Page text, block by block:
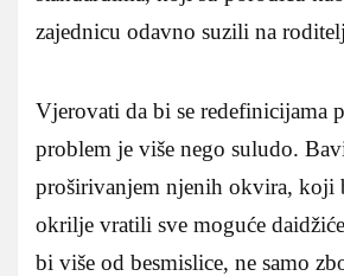
zajednicu odavno suzili na
Vjerovati da bi se redefinicijama
problem je više nego suludo.
proširivanjem njenih okvira, koji
okrilje vratili sve moguće
bi više od besmislice, ne samo